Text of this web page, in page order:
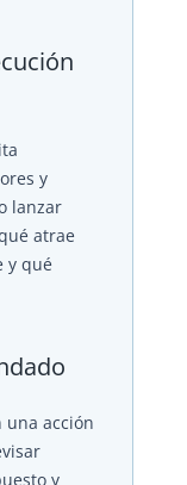
y
lanzar
atrae
y qué
una acción
y